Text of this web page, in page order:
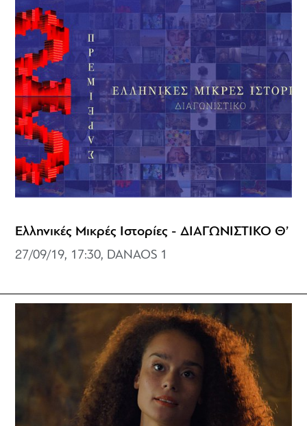
Ελληνικές Μικρές Ιστορίες - ΔΙΑΓΩΝΙΣΤΙΚΟ Θ’
27/09/19, 17:30, DANAOS 1